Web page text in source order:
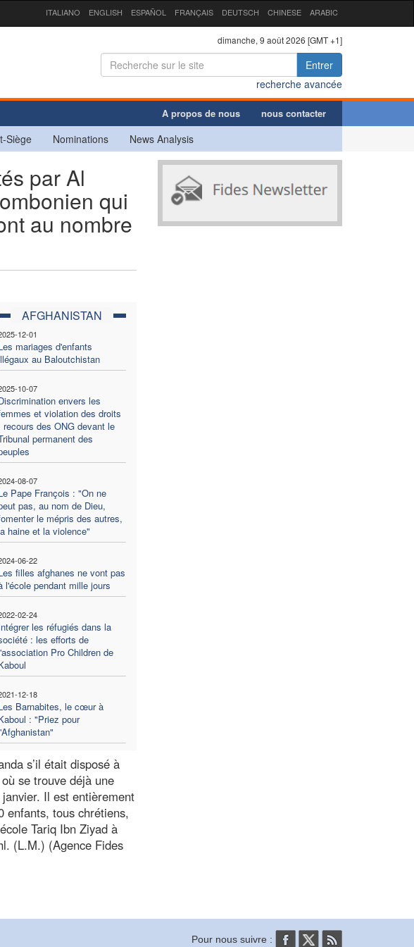
ITALIANO ENGLISH ESPAÑOL FRANÇAIS DEUTSCH CHINESE ARABIC
dimanche, 9 août 2026 [GMT +1]
Entrer
recherche avancée
A propos de nous nous contacter
Siège Nominations News Analysis
par Al
qui
au nombre
AFGHANISTAN
12-01
mariages d'enfants
au Baloutchistan
10-07
envers les
et violation des droits
recours des ONG devant le
permanent des
08-07
Pape François : "On ne
pas, au nom de Dieu,
le mépris des autres,
haine et la violence"
06-22
filles afghanes ne vont pas
l'école pendant mille jours
02-24
les réfugiés dans la
: les efforts de
Pro Children de
12-18
Barnabites, le cœur à
: "Priez pour
s’il était disposé à
se trouve déjà une
Il est entièrement
enfants, tous chrétiens,
Tariq Ibn Ziyad à
(L.M.) (Agence Fides
Pour nous suivre :